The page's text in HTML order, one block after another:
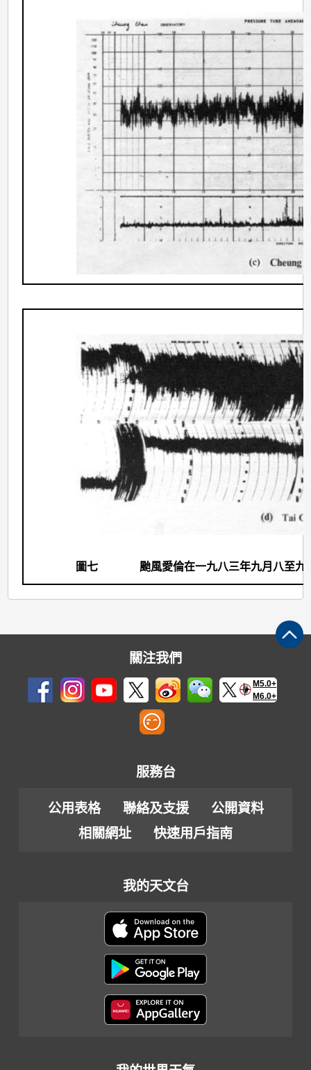
圖七 颱風愛倫在一九八三年九月八至
關注我們
M5.0+
M6.0+
服務台
公用表格 聯絡及支援
公開資料
相關網址
快速用戶指南
我的天文台